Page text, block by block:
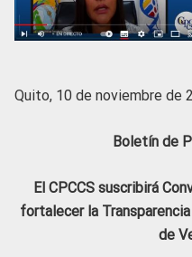
Quito, 10 de noviembre de
Boletín de
El CPCCS suscribirá
fortalecer la
de